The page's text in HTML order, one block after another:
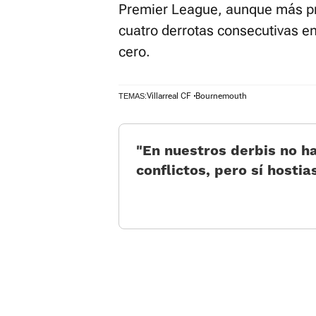
Premier League, aunque más
cuatro derrotas consecutivas
cero.
TEMAS:Villarreal CF Bournemouth
«En nuestros derbis no
conflictos, pero sí